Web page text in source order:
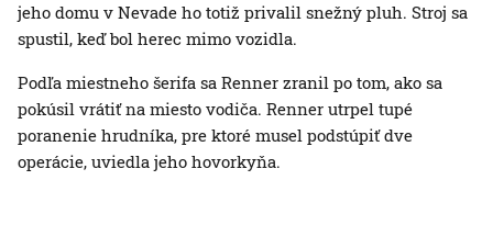
jeho domu v Nevade ho totiž privalil snežný pluh. Stroj sa
spustil, keď bol herec mimo vozidla.
Podľa miestneho šerifa sa Renner zranil po tom, ako sa
pokúsil vrátiť na miesto vodiča. Renner utrpel tupé
poranenie hrudníka, pre ktoré musel podstúpiť dve
operácie, uviedla jeho hovorkyňa.